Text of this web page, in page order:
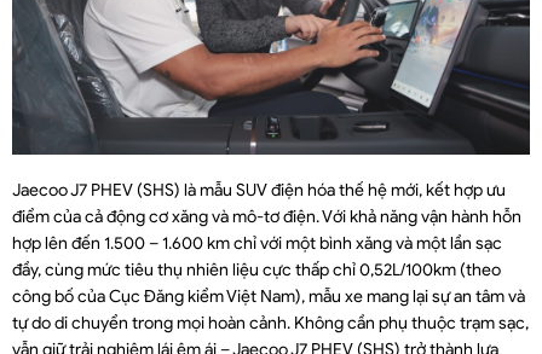
Jaecoo J7 PHEV (SHS) là mẫu SUV điện hóa thế hệ mới, kết hợp ưu
điểm của cả động cơ xăng và mô-tơ điện. Với khả năng vận hành hỗn
hợp lên đến 1.500 – 1.600 km chỉ với một bình xăng và một lần sạc
đầy, cùng mức tiêu thụ nhiên liệu cực thấp chỉ 0,52L/100km (theo
công bố của Cục Đăng kiểm Việt Nam), mẫu xe mang lại sự an tâm và
tự do di chuyển trong mọi hoàn cảnh. Không cần phụ thuộc trạm sạc,